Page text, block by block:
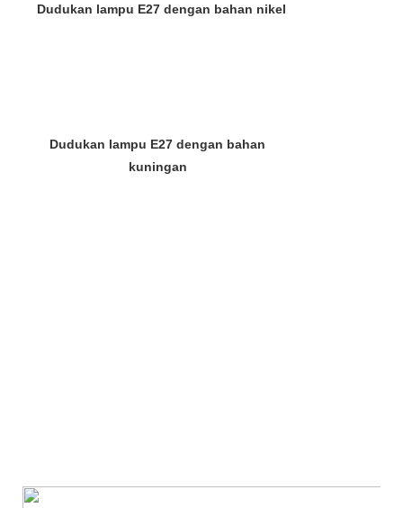
Dudukan lampu E27 dengan bahan nikel
Dudukan lampu E27 dengan bahan
kuningan